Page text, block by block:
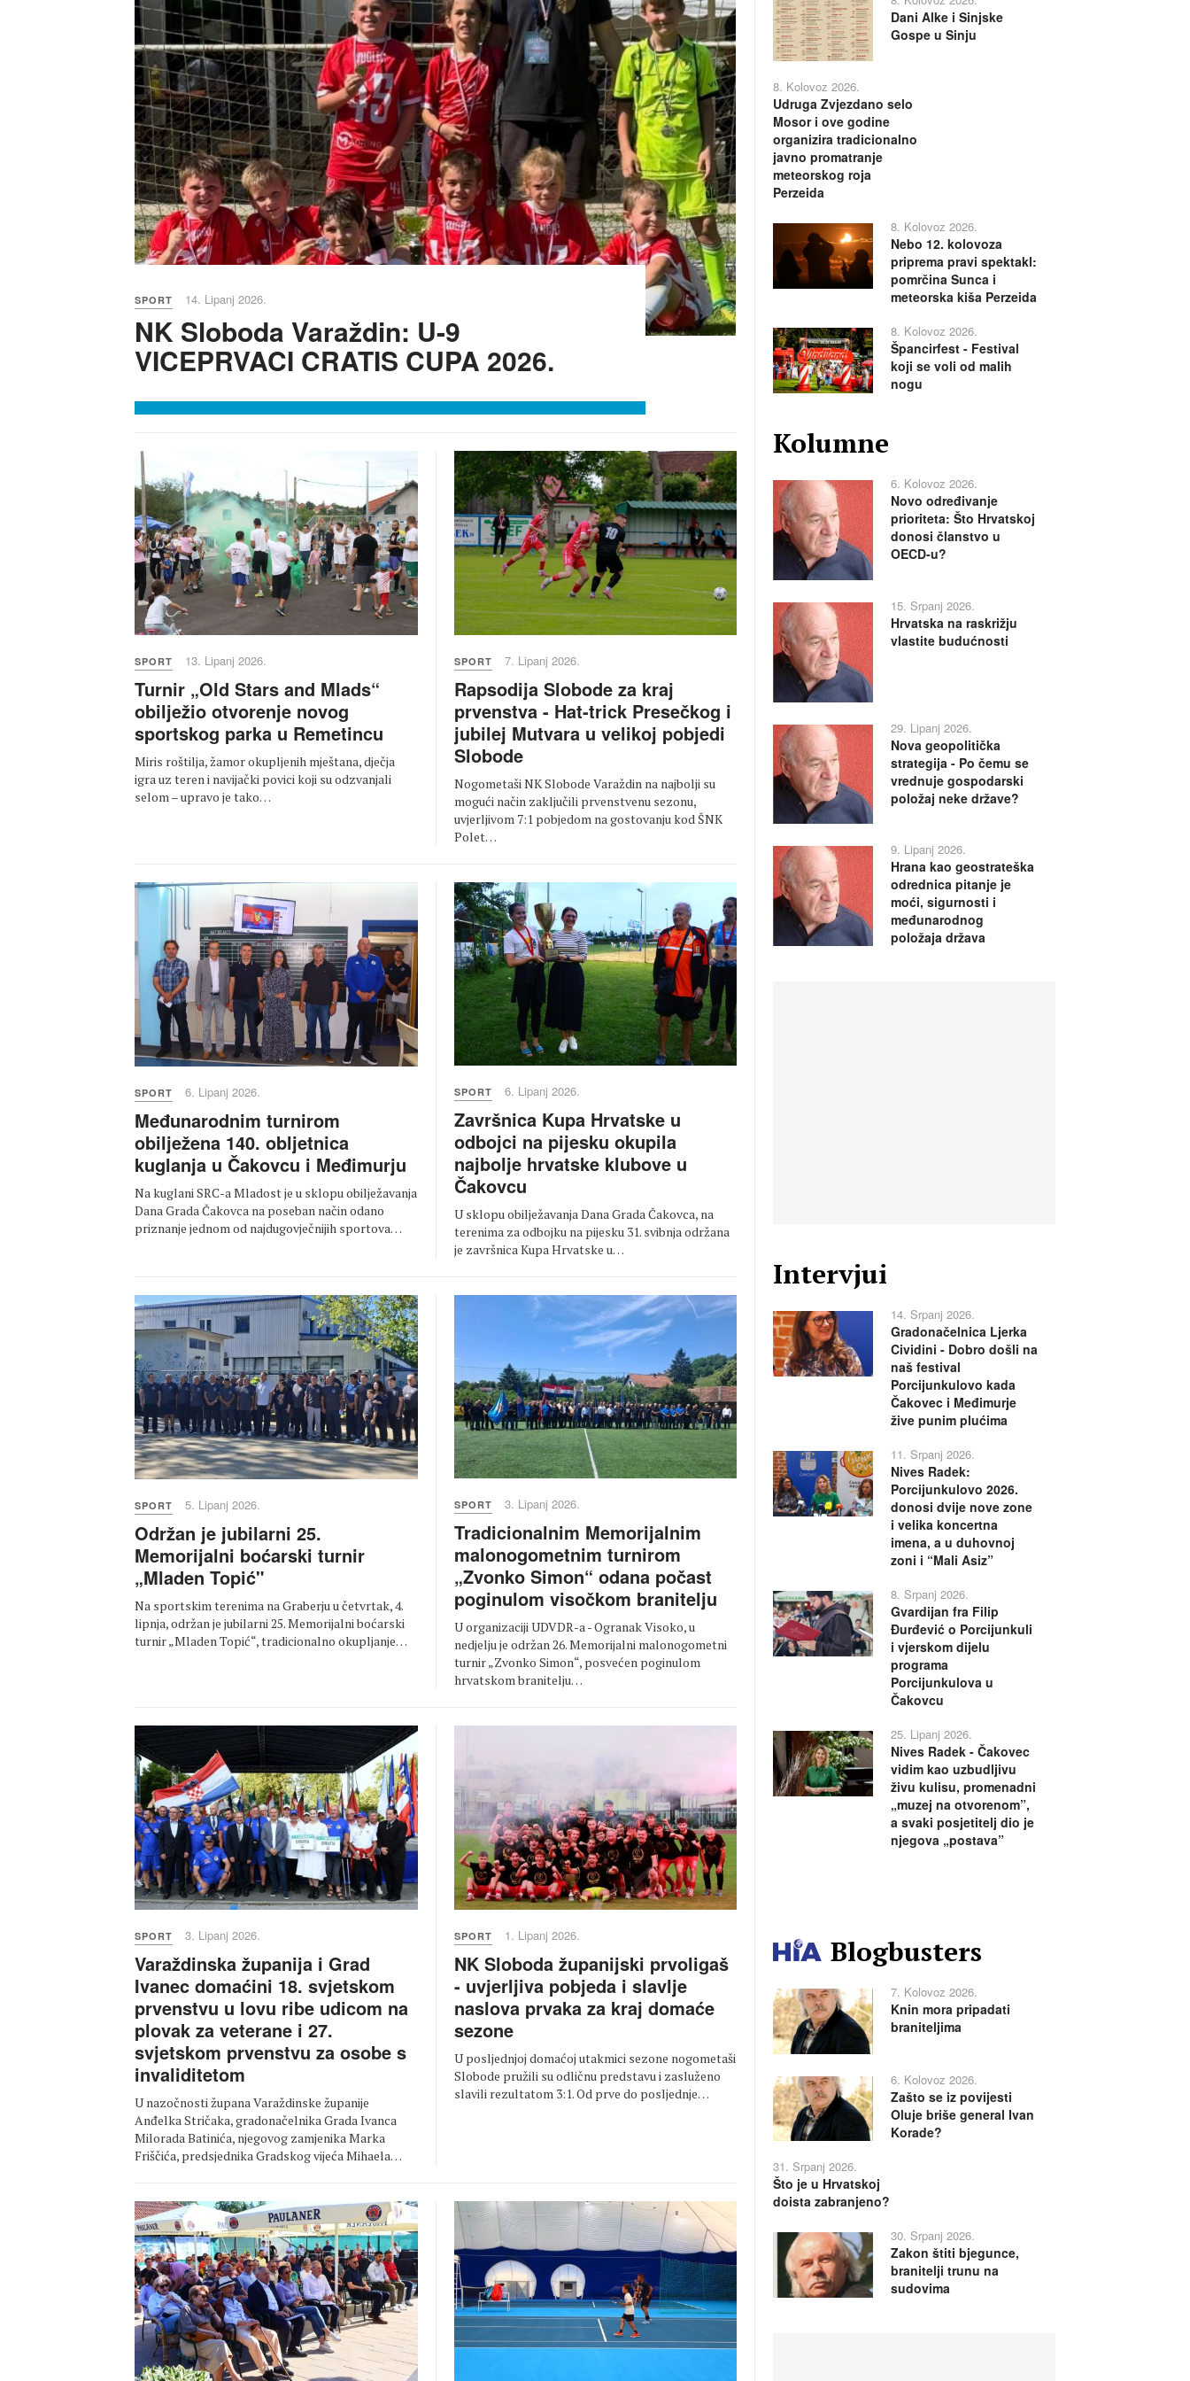
SPORT 14. Lipanj 2026.
NK Sloboda Varaždin: U-9
VICEPRVACI CRATIS CUPA 2026.
SPORT 13. Lipanj 2026.
Turnir „Old Stars and Mlads“
obilježio otvorenje novog
sportskog parka u Remetincu
Miris roštilja, žamor okupljenih mještana, dječja
igra uz teren i navijački povici koji su odzvanjali
selom – upravo je tako…
SPORT 7. Lipanj 2026.
Rapsodija Slobode za kraj
prvenstva - Hat-trick Presečkog i
jubilej Mutvara u velikoj pobjedi
Slobode
Nogometaši NK Slobode Varaždin na najbolji su
mogući način zaključili prvenstvenu sezonu,
uvjerljivom 7:1 pobjedom na gostovanju kod ŠNK
Polet…
SPORT 6. Lipanj 2026.
Međunarodnim turnirom
obilježena 140. obljetnica
kuglanja u Čakovcu i Međimurju
Na kuglani SRC-a Mladost je u sklopu obilježavanja
Dana Grada Čakovca na poseban način odano
priznanje jednom od najdugovječnijih sportova…
SPORT 6. Lipanj 2026.
Završnica Kupa Hrvatske u
odbojci na pijesku okupila
najbolje hrvatske klubove u
Čakovcu
U sklopu obilježavanja Dana Grada Čakovca, na
terenima za odbojku na pijesku 31. svibnja održana
je završnica Kupa Hrvatske u…
SPORT 5. Lipanj 2026.
Održan je jubilarni 25.
Memorijalni boćarski turnir
„Mladen Topić"
Na sportskim terenima na Graberju u četvrtak, 4.
lipnja, održan je jubilarni 25. Memorijalni boćarski
turnir „Mladen Topić“, tradicionalno okupljanje…
SPORT 3. Lipanj 2026.
Tradicionalnim Memorijalnim
malonogometnim turnirom
„Zvonko Simon“ odana počast
poginulom visočkom branitelju
U organizaciji UDVDR-a - Ogranak Visoko, u
nedjelju je održan 26. Memorijalni malonogometni
turnir „Zvonko Simon“, posvećen poginulom
hrvatskom branitelju…
SPORT 3. Lipanj 2026.
Varaždinska županija i Grad
Ivanec domaćini 18. svjetskom
prvenstvu u lovu ribe udicom na
plovak za veterane i 27.
svjetskom prvenstvu za osobe s
invaliditetom
U nazočnosti župana Varaždinske županije
Anđelka Stričaka, gradonačelnika Grada Ivanca
Milorada Batinića, njegovog zamjenika Marka
Friščića, predsjednika Gradskog vijeća Mihaela…
SPORT 1. Lipanj 2026.
NK Sloboda županijski prvoligaš
- uvjerljiva pobjeda i slavlje
naslova prvaka za kraj domaće
sezone
U posljednjoj domaćoj utakmici sezone nogometaši
Slobode pružili su odličnu predstavu i zasluženo
slavili rezultatom 3:1. Od prve do posljednje…
Dani Alke i Sinjske
Gospe u Sinju
8. Kolovoz 2026.
Udruga Zvjezdano selo
Mosor i ove godine
organizira tradicionalno
javno promatranje
meteorskog roja
Perzeida
8. Kolovoz 2026.
Nebo 12. kolovoza
priprema pravi spektakl:
pomrčina Sunca i
meteorska kiša Perzeida
8. Kolovoz 2026.
Špancirfest - Festival
koji se voli od malih
nogu
Kolumne
6. Kolovoz 2026.
Novo određivanje
prioriteta: Što Hrvatskoj
donosi članstvo u
OECD-u?
15. Srpanj 2026.
Hrvatska na raskrižju
vlastite budućnosti
29. Lipanj 2026.
Nova geopolitička
strategija - Po čemu se
vrednuje gospodarski
položaj neke države?
9. Lipanj 2026.
Hrana kao geostrateška
odrednica pitanje je
moći, sigurnosti i
međunarodnog
položaja država
Intervjui
14. Srpanj 2026.
Gradonačelnica Ljerka
Cividini - Dobro došli na
naš festival
Porcijunkulovo kada
Čakovec i Međimurje
žive punim plućima
11. Srpanj 2026.
Nives Radek:
Porcijunkulovo 2026.
donosi dvije nove zone
i velika koncertna
imena, a u duhovnoj
zoni i “Mali Asiz”
8. Srpanj 2026.
Gvardijan fra Filip
Đurđević o Porcijunkuli
i vjerskom dijelu
programa
Porcijunkulova u
Čakovcu
25. Lipanj 2026.
Nives Radek - Čakovec
vidim kao uzbudljivu
živu kulisu, promenadni
„muzej na otvorenom”,
a svaki posjetitelj dio je
njegova „postava”
Blogbusters
7. Kolovoz 2026.
Knin mora pripadati
braniteljima
6. Kolovoz 2026.
Zašto se iz povijesti
Oluje briše general Ivan
Korade?
31. Srpanj 2026.
Što je u Hrvatskoj
doista zabranjeno?
30. Srpanj 2026.
Zakon štiti bjegunce,
branitelji trunu na
sudovima